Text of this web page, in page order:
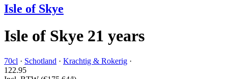
Isle of Skye
Isle of Skye 21 years
70cl · Schotland · Krachtig & Rokerig ·
122.95